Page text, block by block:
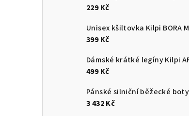
229 Kč
Unisex kšiltovka Kilpi BORA
399 Kč
Dámské krátké legíny Kilpi
499 Kč
3 432 Kč